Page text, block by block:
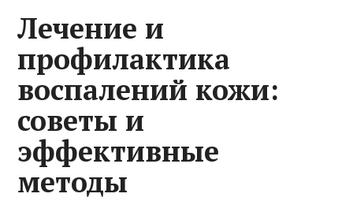
Лечение и
профилактика
воспалений кожи:
советы и
эффективные
методы